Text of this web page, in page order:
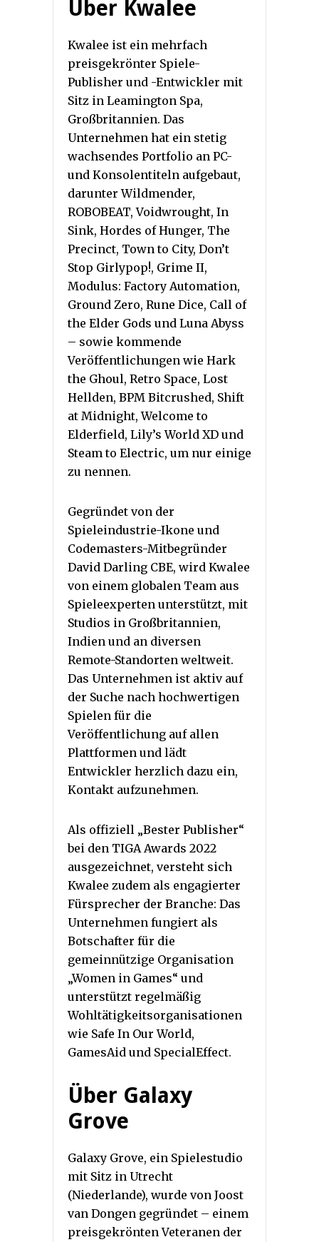
Über Kwalee
Kwalee ist ein mehrfach
preisgekrönter Spiele-
Publisher und -Entwickler mit
Sitz in Leamington Spa,
Großbritannien. Das
Unternehmen hat ein stetig
wachsendes Portfolio an PC-
und Konsolentiteln aufgebaut,
darunter Wildmender,
ROBOBEAT, Voidwrought, In
Sink, Hordes of Hunger, The
Precinct, Town to City, Don’t
Stop Girlypop!, Grime II,
Modulus: Factory Automation,
Ground Zero, Rune Dice, Call of
the Elder Gods und Luna Abyss
– sowie kommende
Veröffentlichungen wie Hark
the Ghoul, Retro Space, Lost
Hellden, BPM Bitcrushed, Shift
at Midnight, Welcome to
Elderfield, Lily’s World XD und
Steam to Electric, um nur einige
zu nennen.
Gegründet von der
Spieleindustrie-Ikone und
Codemasters-Mitbegründer
David Darling CBE, wird Kwalee
von einem globalen Team aus
Spieleexperten unterstützt, mit
Studios in Großbritannien,
Indien und an diversen
Remote-Standorten weltweit.
Das Unternehmen ist aktiv auf
der Suche nach hochwertigen
Spielen für die
Veröffentlichung auf allen
Plattformen und lädt
Entwickler herzlich dazu ein,
Kontakt aufzunehmen.
Als offiziell „Bester Publisher“
bei den TIGA Awards 2022
ausgezeichnet, versteht sich
Kwalee zudem als engagierter
Fürsprecher der Branche: Das
Unternehmen fungiert als
Botschafter für die
gemeinnützige Organisation
„Women in Games“ und
unterstützt regelmäßig
Wohltätigkeitsorganisationen
wie Safe In Our World,
GamesAid und SpecialEffect.
Über Galaxy
Grove
Galaxy Grove, ein Spielestudio
mit Sitz in Utrecht
(Niederlande), wurde von Joost
van Dongen gegründet – einem
preisgekrönten Veteranen der